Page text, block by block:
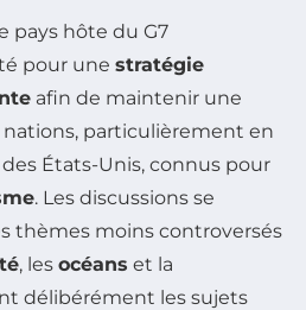
pays hôte du G7
pour une stratégie
afin de maintenir une
particulièrement en
États-Unis, connus pour
. Les discussions se
thèmes moins controversés
, les océans et la
délibérément les sujets